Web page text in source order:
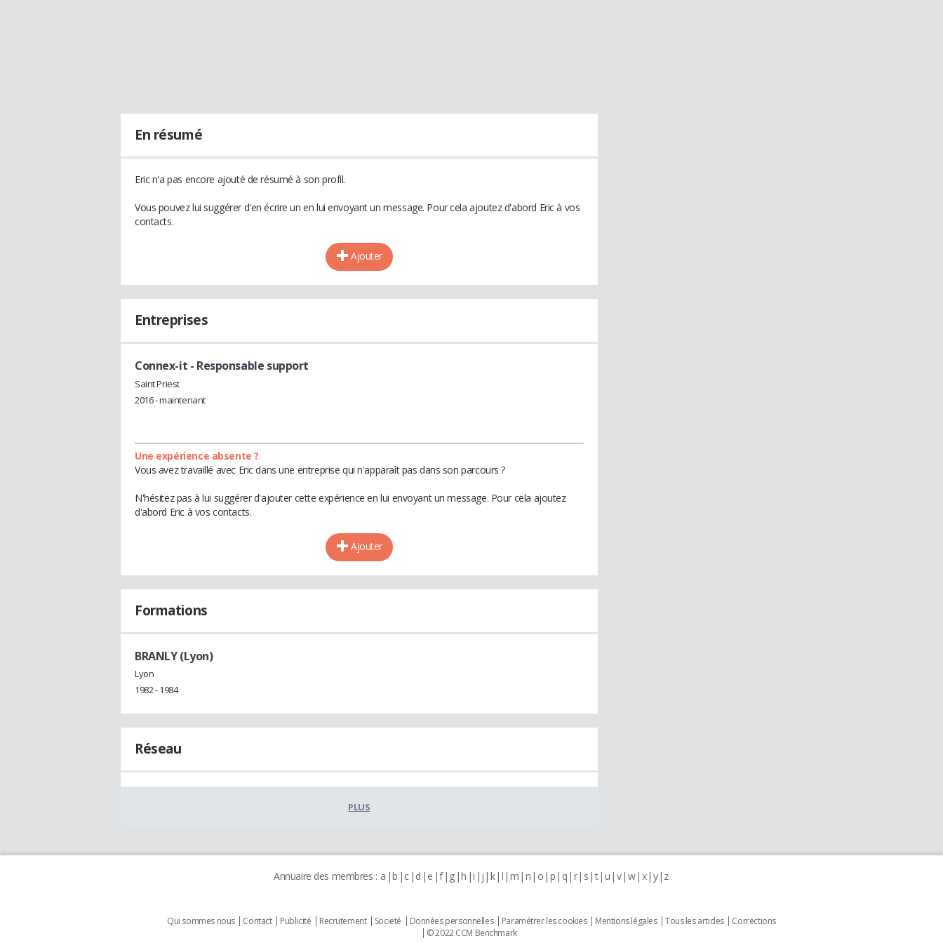
En résumé
Eric n'a pas encore ajouté de résumé à son profil.
Vous pouvez lui suggérer d'en écrire un en lui envoyant un message. Pour cela ajoutez d'abord Eric à vos
contacts.
Ajouter
Entreprises
Connex-it - Responsable support
Saint Priest
2016 - maintenant
Une expérience absente ?
Vous avez travaillé avec Eric dans une entreprise qui n'apparaît pas dans son parcours ?
N'hésitez pas à lui suggérer d'ajouter cette expérience en lui envoyant un message. Pour cela ajoutez
d'abord Eric à vos contacts.
Ajouter
Formations
BRANLY (Lyon)
Lyon
1982 - 1984
Réseau
PLUS
Annuaire des membres : a b c d e f g h i j k l m n o p q r s t u v w x y z
Qui sommes nous Contact Publicité Recrutement Societé Données personnelles Paramétrer les cookies Mentions légales Tous les articles
Corrections
© 2022 CCM Benchmark